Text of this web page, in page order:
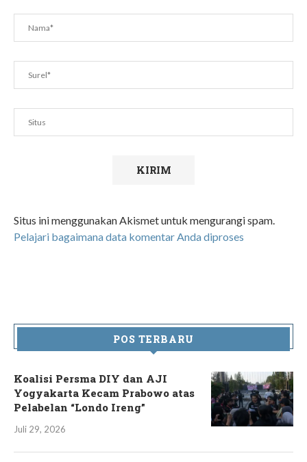
Situs ini menggunakan Akismet untuk mengurangi spam.
Pelajari bagaimana data komentar Anda diproses
POS TERBARU
Koalisi Persma DIY dan AJI
Yogyakarta Kecam Prabowo atas
Pelabelan “Londo Ireng”
Juli 29, 2026